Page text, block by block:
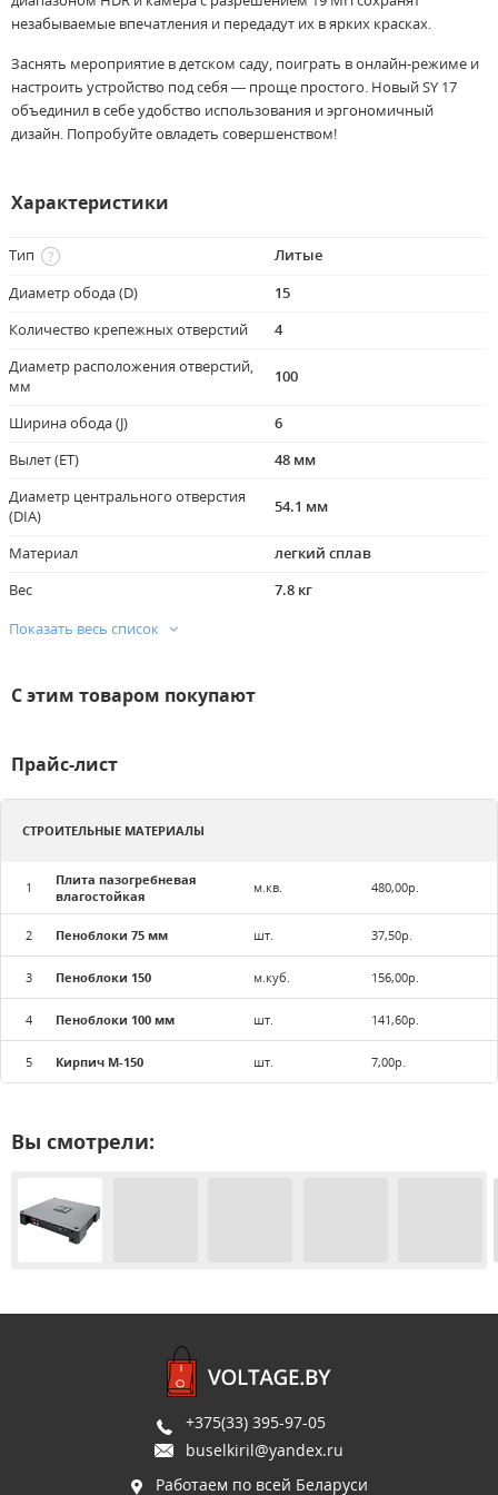
незабываемые впечатления и передадут их в ярких красках.
Заснять мероприятие в детском саду, поиграть в онлайн-режиме и
настроить устройство под себя — проще простого. Новый SY 17
объединил в себе удобство использования и эргономичный
дизайн. Попробуйте овладеть совершенством!
Характеристики
Тип
Литые
Диаметр обода (D)
15
Количество крепежных отверстий
4
Диаметр расположения отверстий,
мм
100
Ширина обода (J)
6
Вылет (ET)
48 мм
Диаметр центрального отверстия
(DIA)
54.1 мм
Материал
легкий сплав
Вес
7.8 кг
Цвет
Показать весь список
С этим товаром покупают
Прайс-лист
СТРОИТЕЛЬНЫЕ МАТЕРИАЛЫ
1
Плита пазогребневая
влагостойкая
м.кв. 480,00р.
2 Пеноблоки 75 мм шт. 37,50р.
3 Пеноблоки 150 м.куб. 156,00р.
4 Пеноблоки 100 мм шт. 141,60р.
5 Кирпич М-150 шт. 7,00р.
Вы смотрели:
+375(33) 395-97-05
buselkiril@yandex.ru
Работаем по всей Беларуси